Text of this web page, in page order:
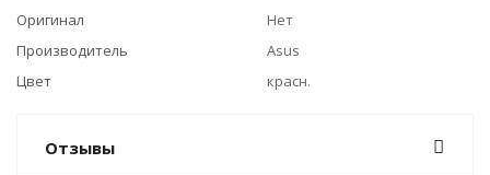
Оригинал
Нет
Производитель
Asus
Цвет
красн.
Отзывы